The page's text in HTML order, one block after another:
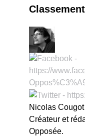
Classement
Nicolas Cougot
Créateur et
Opposée.